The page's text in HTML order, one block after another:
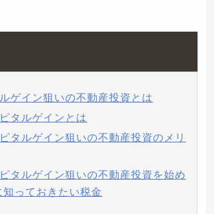
ゲイン狙いの不動産投資とは
タルゲインとは
タルゲイン狙いの不動産投資のメリ
タルゲイン狙いの不動産投資を始め
知っておきたい税金